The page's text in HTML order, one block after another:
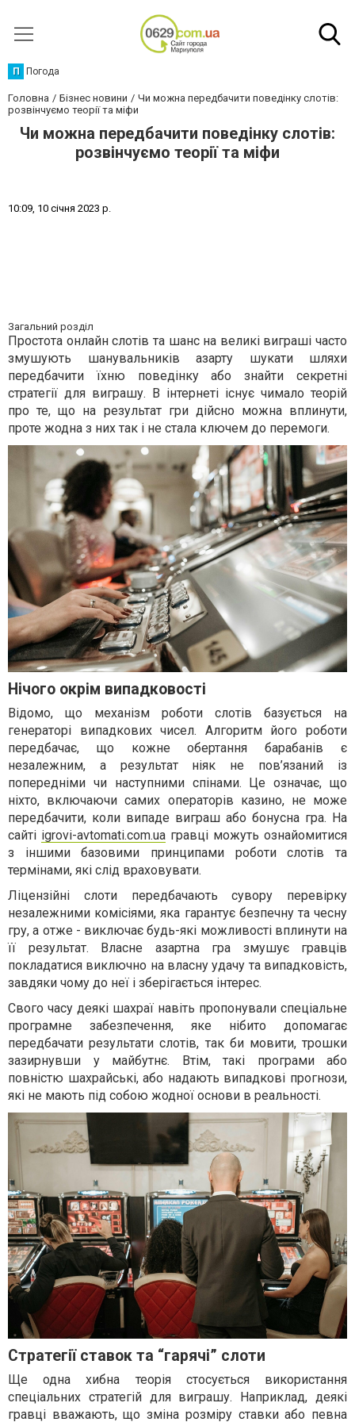
П Погода
Головна Бізнес новини
Чи можна передбачити поведінку слотів:
розвінчуємо теорії та міфи
Чи можна передбачити поведінку слотів:
розвінчуємо теорії та міфи
10:09, 10 січня 2023 р.
Загальний розділ
Простота онлайн слотів та шанс на великі виграші часто
змушують шанувальників азарту шукати шляхи
передбачити їхню поведінку або знайти секретні
стратегії для виграшу. В інтернеті існує чимало теорій
про те, що на результат гри дійсно можна вплинути,
проте жодна з них так і не стала ключем до перемоги.
Нічого окрім випадковості
Відомо, що механізм роботи слотів базується на
генераторі випадкових чисел. Алгоритм його роботи
передбачає, що кожне обертання барабанів є
незалежним, а результат ніяк не пов’язаний із
попередніми чи наступними спінами. Це означає, що
ніхто, включаючи самих операторів казино, не може
передбачити, коли випаде виграш або бонусна гра. На
сайті igrovi-avtomati.com.ua гравці можуть ознайомитися
з іншими базовими принципами роботи слотів та
термінами, які слід враховувати.
Ліцензійні слоти передбачають сувору перевірку
незалежними комісіями, яка гарантує безпечну та чесну
гру, а отже - виключає будь-які можливості вплинути на
її результат. Власне азартна гра змушує гравців
покладатися виключно на власну удачу та випадковість,
завдяки чому до неї і зберігається інтерес.
Свого часу деякі шахраї навіть пропонували спеціальне
програмне забезпечення, яке нібито допомагає
передбачати результати слотів, так би мовити, трошки
зазирнувши у майбутнє. Втім, такі програми або
повністю шахрайські, або надають випадкові прогнози,
які не мають під собою жодної основи в реальності.
Стратегії ставок та “гарячі” слоти
Ще одна хибна теорія стосується використання
спеціальних стратегій для виграшу. Наприклад, деякі
гравці вважають, що зміна розміру ставки або певна